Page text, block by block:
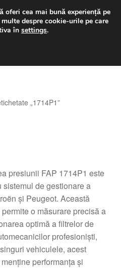
031 229 6816
„1714P1”
presiunii FAP 1714P1 este
de gestionare a
și Peugeot. Această
o măsurare precisă a
optimă a filtrelor de
profesioniști,
vehiculele, acest
performanța și
oferi cea mai bună experiență pe
despre cookie-urile pe care
în settings.